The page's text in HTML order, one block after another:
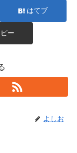
はてブ
ー
よしお